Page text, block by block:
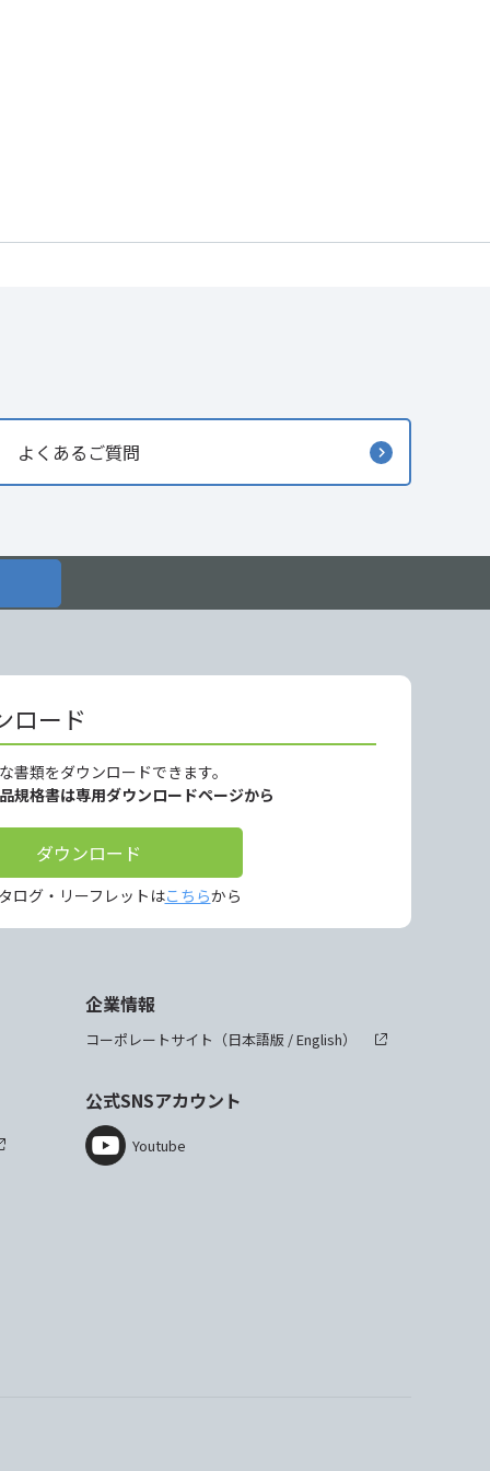
よくあるご質問
ロード
書類をダウンロードできます。
規格書は専用ダウンロードページから
ダウンロード
ログ・リーフレットはこちらから
企業情報
コーポレートサイト（日本語版 /English）
公式SNSアカウント
Youtube